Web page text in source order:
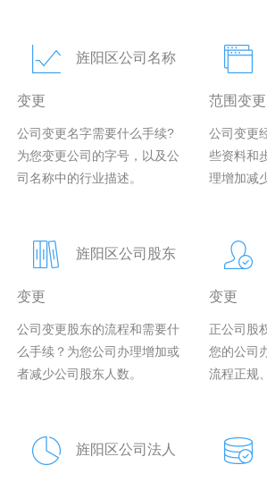
旌阳区公司名称
变更
公司变更名字需要什么手续?
为您变更公司的字号，以及公
司名称中的行业描述。
范围变更
公司变更
些资料和
理增加减
旌阳区公司股东
变更
公司变更股东的流程和需要什
么手续？为您公司办理增加或
者减少公司股东人数。
变更
正公司股
您的公司
流程正规
旌阳区公司法人